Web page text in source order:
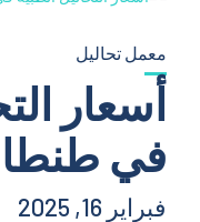
معمل تحاليل
أسعار
في طنطا
فبراير 16, 2025